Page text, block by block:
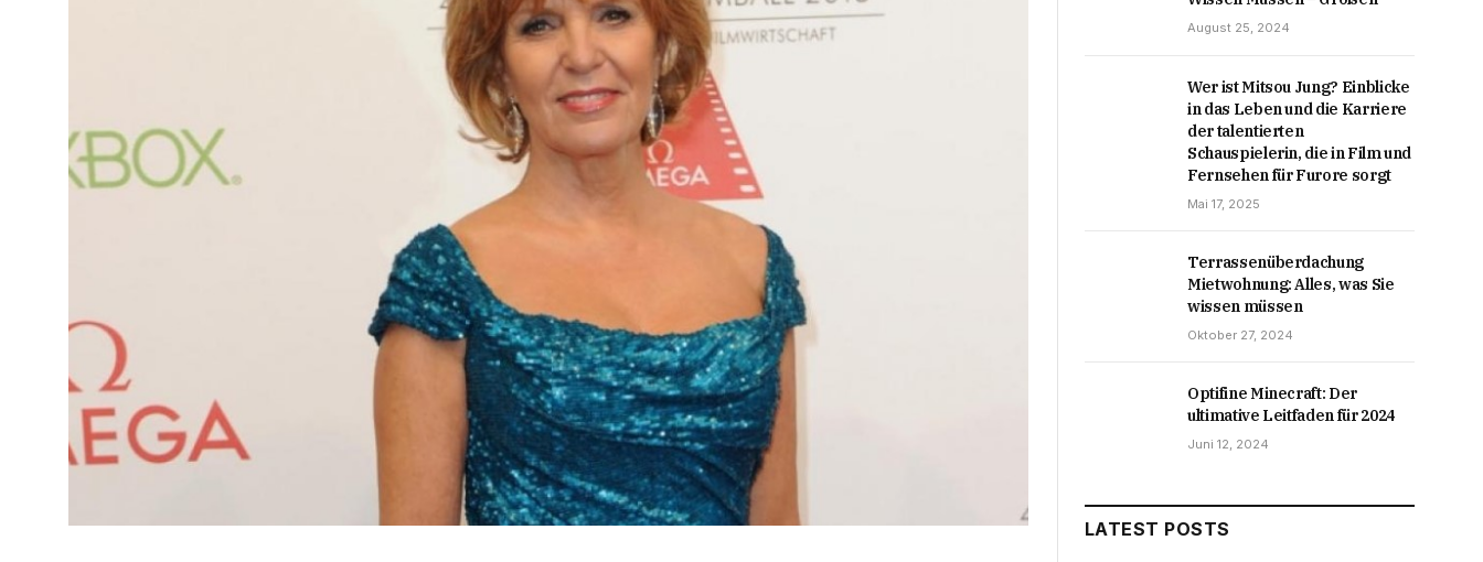
August 25, 2024
Wer ist Mitsou Jung? Einblicke
in das Leben und die Karriere
der talentierten
Schauspielerin, die in Film und
Fernsehen für Furore sorgt
Mai 17, 2025
Terrassenüberdachung
Mietwohnung: Alles, was Sie
wissen müssen
Oktober 27, 2024
Optifine Minecraft: Der
ultimative Leitfaden für 2024
Juni 12, 2024
LATEST POSTS